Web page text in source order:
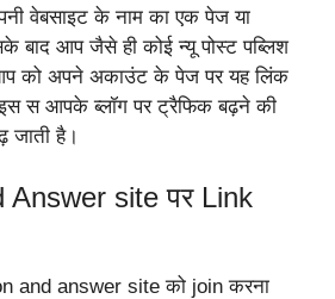
वेबसाइट के नाम का एक पेज या
बाद आप जैसे ही कोई न्यू पोस्ट पब्लिश
को अपने अकाउंट के पेज पर यह लिंक
स आपके ब्लॉग पर ट्रैफिक बढ़ने की
जाती है।
Answer site पर Link
and answer site को join करना